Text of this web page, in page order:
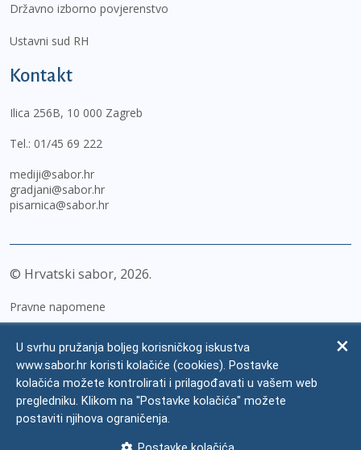
Državno izborno povjerenstvo
Ustavni sud RH
Kontakt
Ilica 256B, 10 000 Zagreb
Tel.: 01/45 69 222
mediji@sabor.hr
gradjani@sabor.hr
pisarnica@sabor.hr
© Hrvatski sabor, 2026
Pravne napomene
Zaštita osobnih podataka
Impressum
Česta pitanja
U svrhu pružanja boljeg korisničkog iskustva
www.sabor.hr koristi kolačiće (cookies). Postavke
kolačića možete kontrolirati i prilagođavati u vašem web
pregledniku. Klikom na "Postavke kolačića" možete
postaviti njihova ograničenja.